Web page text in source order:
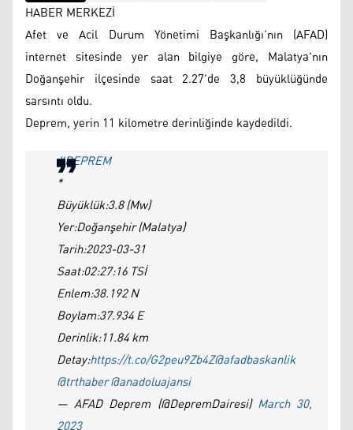
HABER MERKEZİ
Afet ve Acil Durum Yönetimi Başkanlığı’nın (AFAD)
internet sitesinde yer alan bilgiye göre, Malatya'nın
Doğanşehir ilçesinde saat 2.27'de 3,8 büyüklüğünde
sarsıntı oldu.
Deprem, yerin 11 kilometre derinliğinde kaydedildi.
#DEPREM
*
Büyüklük:3.8 (Mw)
Yer:Doğanşehir (Malatya)
Tarih:2023-03-31
Saat:02:27:16 TSİ
Enlem:38.192 N
Boylam:37.934 E
Derinlik:11.84 km
Detay:https://t.co/G2peu9Zb4Z@afadbaskanlik
@trthaber@anadoluajansi
— AFAD Deprem (@DepremDairesi) March 30,